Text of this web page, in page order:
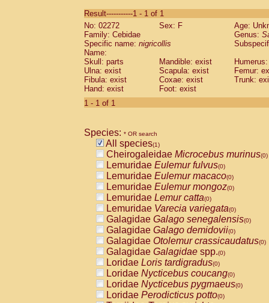
CebidaeSaguinus labiatus(0)
Cebidae Saguinus leucopus (0)
Cebidae
CebidaeSaguinus mystax
Cebidae Saguinus nigricollis (1)
Cebidae Saguinus oedipus
Cebidae Saguinus weddelli
Cebidae Saguinusspp.
Cebidae
CebidaeCebus capucinus
CebidaeCebus nigrivittatus
CebidaeCebus spp.(0)
CebidaeSaimiri boliviensis(0)
CebidaeSaimiri sciureus(0)
AtelidaeAlouatta caraya(0)
AtelidaeAlouatta fusca(0)
AtelidaeAlouatta seniculus(0)
AtelidaeAlouattaspp.(0)
AtelidaeAteles belzebuth(0)
AtelidaeAteles geoffroyi(0)
AtelidaeAteles paniscus(0)
AtelidaeAtelesspp.(0)
AtelidaeLagothrix lagothricha(0)
AtelidaeLagothrix lagothricha cana
PitheciidaeCacajao calvus
Result-----------1 - 1 of 1
No: 02272
Sex: F
Age:
Family: Cebidae
Genus:
Specific name: nigricollis
Name:
Skull: parts
Mandible: exist
Ulna: exist
Scapula: exist
Femur:
Fibula: exist
Coxae: exist
Trunk:
Hand: exist
Foot: exist
1 - 1 of 1
Species: * OR search
All species(1)
Cheirogaleidae Microcebus murinus(0)
Lemuridae Eulemur fulvus(0)
Lemuridae Eulemur macaco(0)
Lemuridae Eulemur mongoz(0)
Lemuridae Lemur catta(0)
Lemuridae Varecia variegata(0)
Galagidae Galago senegalensis(0)
Galagidae Galago demidovii(0)
Galagidae Otolemur crassicaudatus(0)
Galagidae Galagidae spp.(0)
Loridae Loris tardigradus(0)
Loridae Nycticebus coucang(0)
Loridae Nycticebus pygmaeus(0)
Loridae Perodicticus potto(0)